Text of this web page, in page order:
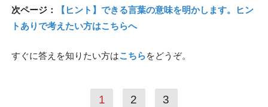
次ページ：
【ヒント】できる言葉の意味を明かします。ヒン
トありで考えたい方はこちらへ
すぐに答えを知りたい方はこちらをどうぞ。
1 2 3